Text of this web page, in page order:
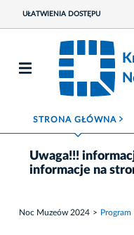
UŁATWIENIA DOSTĘPU
STRONA GŁÓWNA ROZWIŃ MENU
Uwaga!!!
informacje na
Noc Muzeów 2024 Program